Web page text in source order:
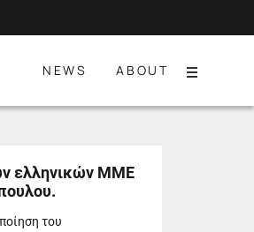
NEWS ABOUT
Menu
ελληνικών ΜΜΕ
του